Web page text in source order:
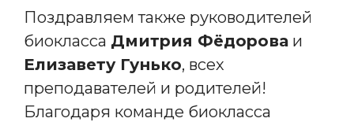
Поздравляем также руководителей
биокласса Дмитрия Фёдорова и
Елизавету Гунько, всех
преподавателей и родителей!
Благодаря команде биокласса